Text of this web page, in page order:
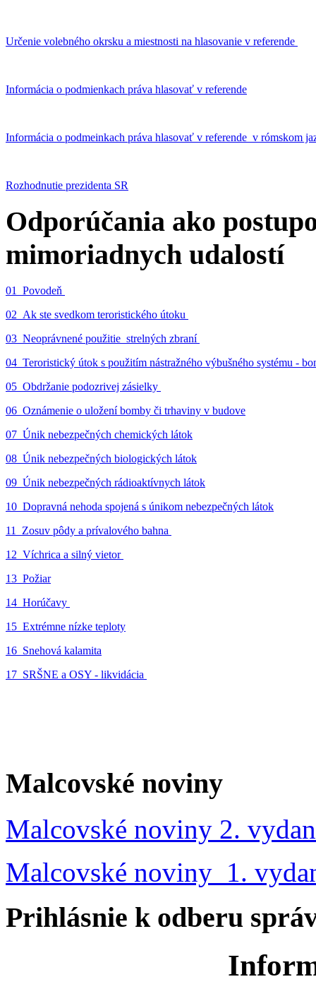
Určenie volebného okrsku a miestnosti na hlasovanie v referende
Informácia o podmienkach práva hlasovať v referende
Informácia o podmeinkach práva hlasovať v referende v rómskom
Rozhodnutie prezidenta SR
Odporúčania ako
mimoriadnych udalostí
01_Povodeň
02_Ak ste svedkom teroristického útoku
03_Neoprávnené použitie strelných zbraní
04_Teroristický útok s použitím nástražného výbušného systému -
05_Obdržanie podozrivej zásielky
06_Oznámenie o uložení bomby či trhaviny v budove
07_Únik nebezpečných chemických látok
08_Únik nebezpečných biologických látok
09_Únik nebezpečných rádioaktívnych látok
10_Dopravná nehoda spojená s únikom nebezpečných látok
11_Zosuv pôdy a prívalového bahna
12_Víchrica a silný vietor
13_Požiar
14_Horúčavy
15_Extrémne nízke teploty
16_Snehová kalamita
17_SRŠNE a OSY - likvidácia
Malcovské noviny
Malcovské noviny 2.
Malcovské noviny 1.
Prihlásnie k odberu